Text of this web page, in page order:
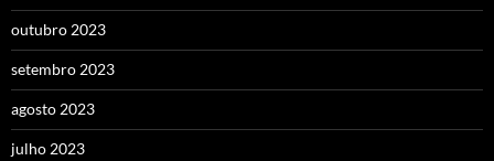
outubro 2023
setembro 2023
agosto 2023
julho 2023